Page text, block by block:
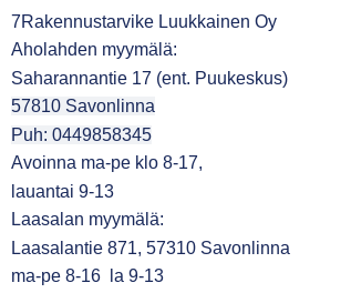
7Rakennustarvike Luukkainen Oy
Aholahden myymälä:
Saharannantie 17 (ent. Puukeskus)
57810 Savonlinna
Puh: 0449858345
Avoinna ma-pe klo 8-17,
lauantai 9-13
Laasalan myymälä:
Laasalantie 871, 57310 Savonlinna
ma-pe 8-16 la 9-13